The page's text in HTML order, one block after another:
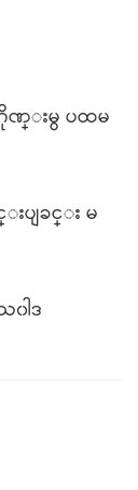
ဏ္းမွ ပထမ
းပျခင္း မ
ါဒ